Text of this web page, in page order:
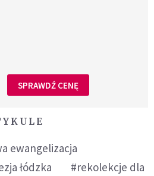
SPRAWDŹ CENĘ
ewangelizacja
łódzka
#rekolekcje dla